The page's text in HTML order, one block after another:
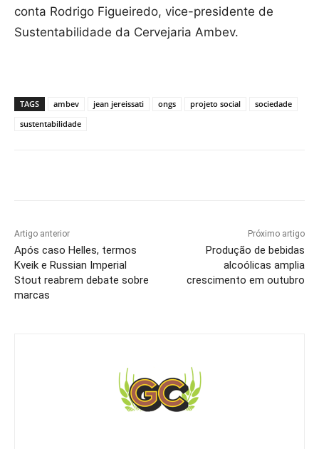
conta Rodrigo Figueiredo, vice-presidente de
Sustentabilidade da Cervejaria Ambev.
TAGS ambev jean jereissati ongs projeto social
sociedade
sustentabilidade
Artigo anterior
Após caso Helles, termos
Kveik e Russian Imperial
Stout reabrem debate sobre
marcas
Próximo artigo
Produção de bebidas
alcoólicas amplia
crescimento em outubro